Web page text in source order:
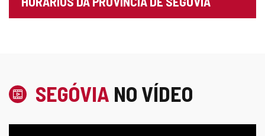
SEGÓVIA NO VÍDEO